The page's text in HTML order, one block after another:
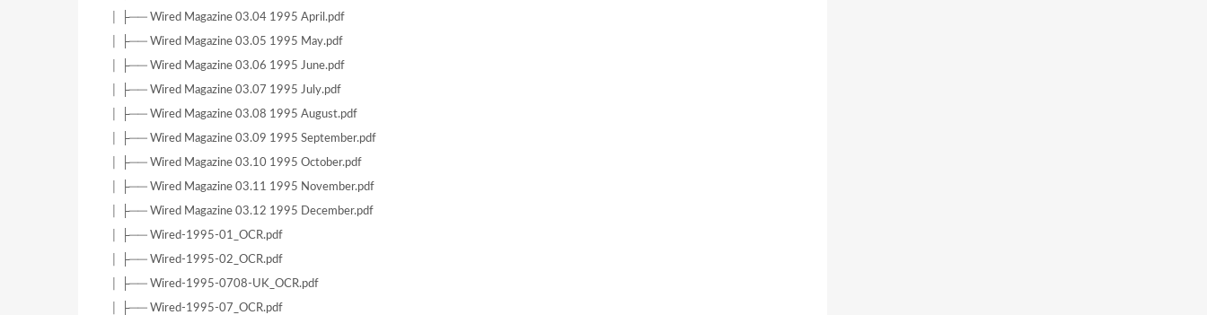
│ ├── Wired Magazine 03.04 1995 April.pdf
│ ├── Wired Magazine 03.05 1995 May.pdf
│ ├── Wired Magazine 03.06 1995 June.pdf
│ ├── Wired Magazine 03.07 1995 July.pdf
│ ├── Wired Magazine 03.08 1995 August.pdf
│ ├── Wired Magazine 03.09 1995 September.pdf
│ ├── Wired Magazine 03.10 1995 October.pdf
│ ├── Wired Magazine 03.11 1995 November.pdf
│ ├── Wired Magazine 03.12 1995 December.pdf
│ ├── Wired-1995-01_OCR.pdf
│ ├── Wired-1995-02_OCR.pdf
│ ├── Wired-1995-0708-UK_OCR.pdf
│ ├── Wired-1995-07_OCR.pdf